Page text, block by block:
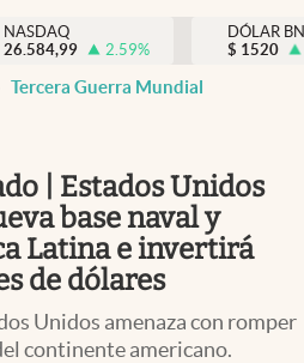
México
NASDAQ
26.584,99
2.59%
DÓLAR
$ 1520
Tercera Guerra Mundial
| Estados Unidos
base naval y
Latina e invertirá
de dólares
Unidos amenaza con romper
continente americano.